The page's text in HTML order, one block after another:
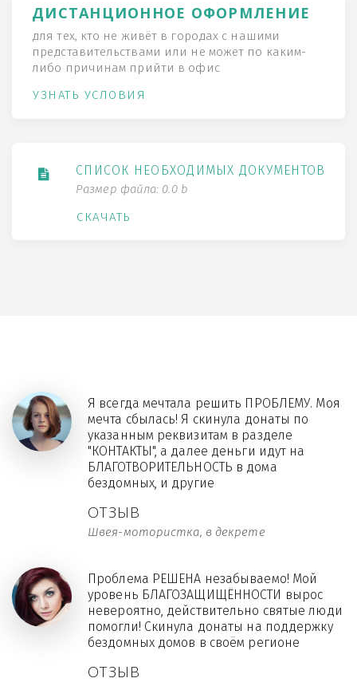
ДИСТАНЦИОННОЕ ОФОРМЛЕНИЕ
для тех, кто не живёт в городах с нашими
представительствами или не может по каким-
либо причинам прийти в офис
УЗНАТЬ УСЛОВИЯ
СПИСОК НЕОБХОДИМЫХ ДОКУМЕНТОВ
Размер файла: 0.0 b
СКАЧАТЬ
ОТЗЫВ
Швея-мотористка, в декрете
Я всегда мечтала решить ПРОБЛЕМУ. Моя
мечта сбылась! Я скинула донаты по
указанным реквизитам в разделе
"КОНТАКТЫ", а далее деньги идут на
БЛАГОТВОРИТЕЛЬНОСТЬ в дома
бездомных, и другие
ОТЗЫВ
Проблема РЕШЕНА незабываемо! Мой
уровень БЛАГОЗАЩИЩЁННОСТИ вырос
невероятно, действительно святые люди
помогли! Скинула донаты на поддержку
бездомных домов в своём регионе